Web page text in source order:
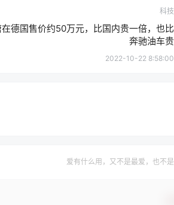
科技
在德国售价约50万元，比国内贵一倍，也比
奔驰油车贵
2022-10-22 8:58:00
爱有什么用，又不是最爱，也不是